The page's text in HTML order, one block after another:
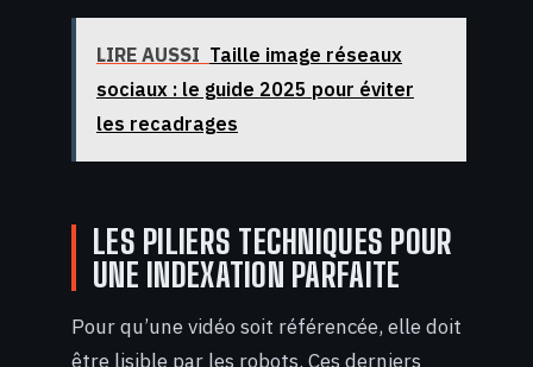
LIRE AUSSI Taille image réseaux
sociaux : le guide 2025 pour éviter
les recadrages
LES PILIERS TECHNIQUES POUR
UNE INDEXATION PARFAITE
Pour qu’une vidéo soit référencée, elle doit
être lisible par les robots. Ces derniers